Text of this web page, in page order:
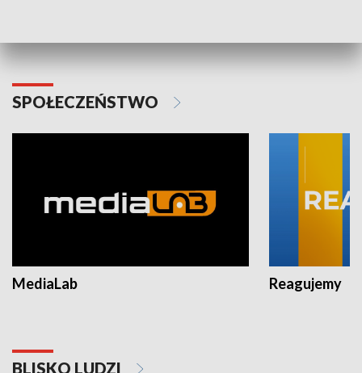
SPOŁECZEŃSTWO
MediaLab Reagujemy
BLISKO LUDZI